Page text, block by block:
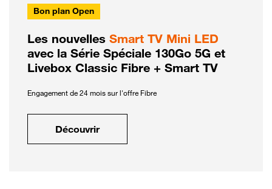
Bon plan Open
Les nouvelles Smart TV Mini LED
avec la Série Spéciale 130Go 5G et
Livebox Classic Fibre + Smart TV
Engagement de 24 mois sur l'offre Fibre
Découvrir